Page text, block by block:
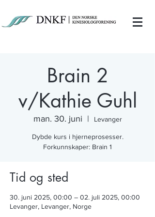
Brain 2
v/Kathie Guhl
man. 30. juni
  |
Levanger
Dybde kurs i hjerneprosesser.
Tid og sted
30. juni 2025, 00:00 – 02. juli 2025, 00:00
Levanger, Levanger, Norge